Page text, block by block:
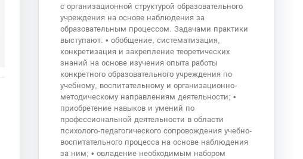
с организационной структурой образовательного
учреждения на основе наблюдения за
образовательным процессом. Задачами практики
выступают: • обобщение, систематизация,
конкретизация и закрепление теоретических
знаний на основе изучения опыта работы
конкретного образовательного учреждения по
учебному, воспитательному и организационно-
методическому направлениям деятельности; •
приобретение навыков и умений по
профессиональной деятельности в области
психолого-педагогического сопровождения учебно-
воспитательного процесса на основе наблюдения
за ним; • овладение необходимым набором